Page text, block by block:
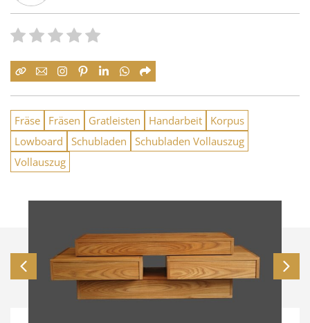
Fräse Fräsen Gratleisten Handarbeit
Korpus
Lowboard
Schubladen
Schubladen Vollauszug
Vollauszug